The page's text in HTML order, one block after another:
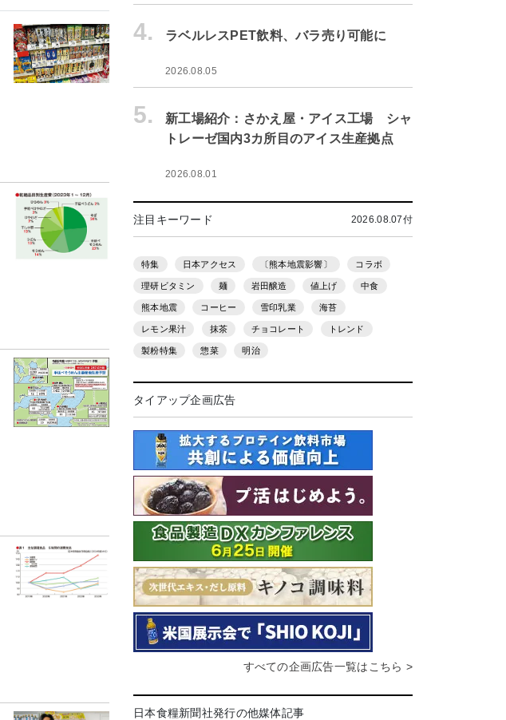
4. ラベルレスPET飲料、バラ売り可能に
2026.08.05
5.
新工場紹介：さかえ屋・アイス工場 シャ
トレーゼ国内3カ所目のアイス生産拠点
2026.08.01
注目キーワード 2026.08.07付
特集 日本アクセス 〔熊本地震影響〕 コラボ
理研ビタミン 麺 岩田醸造 値上げ 中食
熊本地震 コーヒー 雪印乳業 海苔
レモン果汁 抹茶 チョコレート トレンド
製粉特集 惣菜 明治
タイアップ企画広告
すべての企画広告一覧はこちら >
日本食糧新聞社発行の他媒体記事